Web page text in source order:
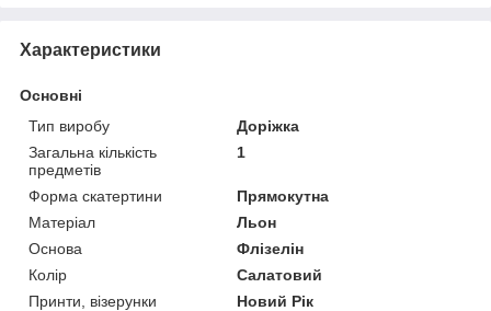
Характеристики
Основні
Тип виробу
Доріжка
Загальна кількість
предметів
1
Форма скатертини
Прямокутна
Матеріал
Льон
Основа
Флізелін
Колір
Салатовий
Принти, візерунки
Новий Рік